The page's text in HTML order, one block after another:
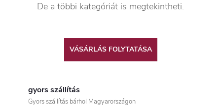
De a többi kategóriát is megtekintheti.
VÁSÁRLÁS FOLYTATÁSA
gyors szállítás
Gyors szállítás bárhol Magyarországon